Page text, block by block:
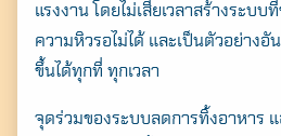
แรงงาน โดยไม่เสียเวลาสร้างระบบ
ความหิวรอไม่ได้ และเป็นตัวอย่างอั
ขึ้นได้ทุกที่ ทุกเวลา
จุดร่วมของระบบลดการทิ้งอาหาร